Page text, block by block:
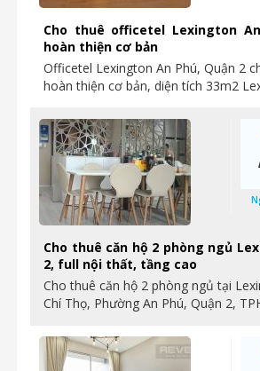
Cho thuê officetel Lexington
hoàn thiện cơ bản
Officetel Lexington An Phú, Quận 2
hoàn thiện cơ bản, diện tích 33m2
Cho thuê căn hộ 2 phòng ngủ
2, full nội thất, tầng cao
Cho thuê căn hộ 2 phòng ngủ tại
Chí Thọ, Phường An Phú, Quận 2,